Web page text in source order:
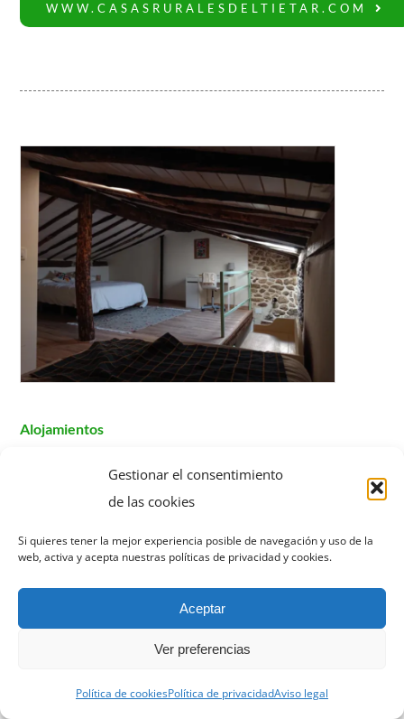
Gestionar el consentimiento
de las cookies
Si quieres tener la mejor experiencia posible de navegación y uso de la
web, activa y acepta nuestras políticas de privacidad y cookies.
Aceptar
Ver preferencias
Política de cookiesPolítica de privacidadAviso legal
WWW.CASASRURALESDELTIETAR.COM
Alojamientos
Casa Pozo Tarama
rehabilitada manteniendo su estructura de piedra y
La casa se encuentra en el centro del pueblo, con el
Además, el pueblo se encuentra en un entorno natural de